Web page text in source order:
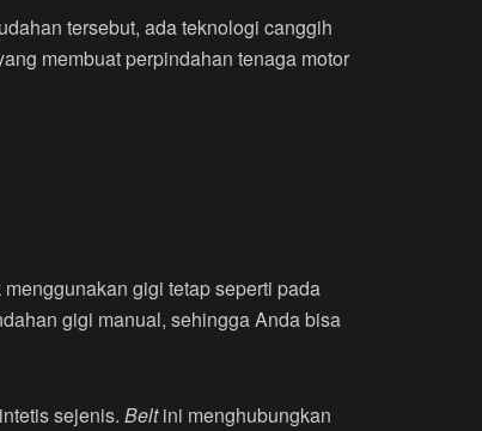
tersebut, ada teknologi canggih
membuat perpindahan tenaga motor
gigi tetap seperti pada
gigi manual, sehingga Anda bisa
sejenis. Beltini menghubungkan